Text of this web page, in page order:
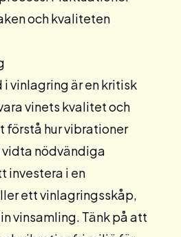
och kvaliteten
vinlagring är en kritisk
vinets kvalitet och
förstå hur vibrationer
vidta nödvändiga
investera i en
ettvinlagringsskåp,
vinsamling. Tänk på att